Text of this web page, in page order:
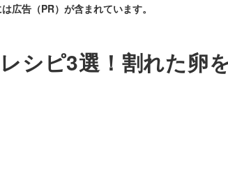
広告（PR）が含まれています。
シピ3選！割れた卵